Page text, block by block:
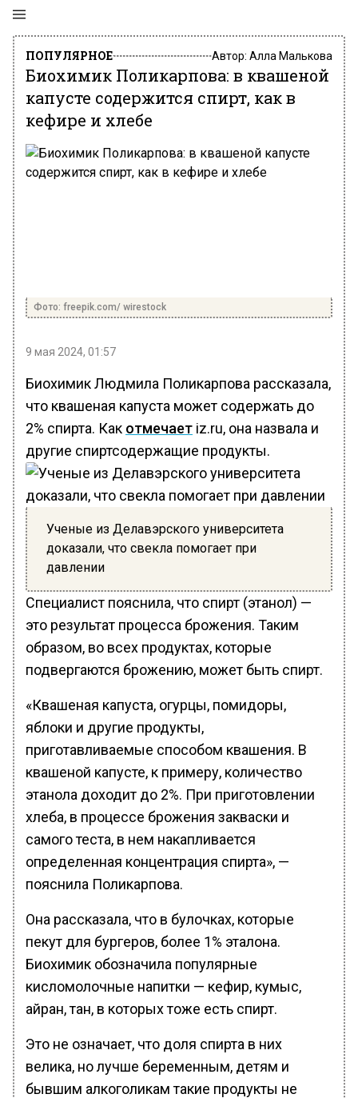
ПОПУЛЯРНОЕ Автор: Алла Малькова
Биохимик Поликарпова: в квашеной
капусте содержится спирт, как в
кефире и хлебе
Фото: freepik.com/ wirestock
9 мая 2024, 01:57
Биохимик Людмила Поликарпова рассказала,
что квашеная капуста может содержать до
2% спирта. Как отмечает iz.ru, она назвала и
другие спиртсодержащие продукты.
Ученые из Делавэрского университета
доказали, что свекла помогает при
давлении
Специалист пояснила, что спирт (этанол) —
это результат процесса брожения. Таким
образом, во всех продуктах, которые
подвергаются брожению, может быть спирт.
«Квашеная капуста, огурцы, помидоры,
яблоки и другие продукты,
приготавливаемые способом квашения. В
квашеной капусте, к примеру, количество
этанола доходит до 2%. При приготовлении
хлеба, в процессе брожения закваски и
самого теста, в нем накапливается
определенная концентрация спирта», —
пояснила Поликарпова.
Она рассказала, что в булочках, которые
пекут для бургеров, более 1% эталона.
Биохимик обозначила популярные
кисломолочные напитки — кефир, кумыс,
айран, тан, в которых тоже есть спирт.
Это не означает, что доля спирта в них
велика, но лучше беременным, детям и
бывшим алкоголикам такие продукты не